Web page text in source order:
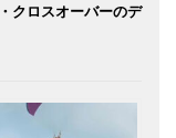
クロスオーバーのデ